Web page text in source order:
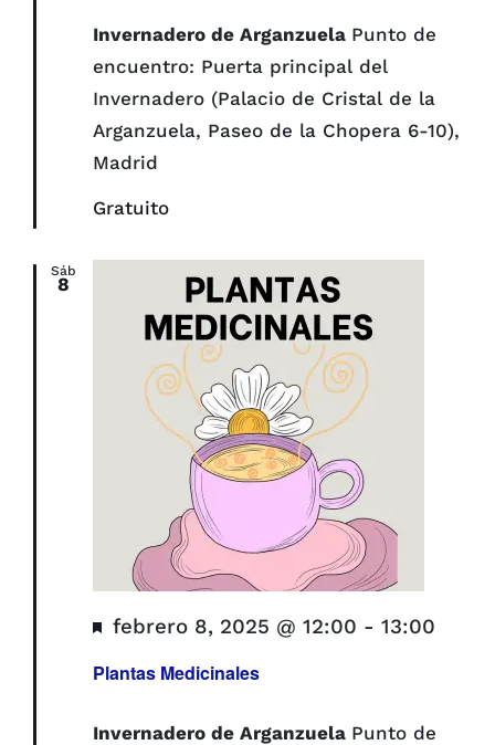
Invernadero de Arganzuela Punto de
encuentro: Puerta principal del
Invernadero (Palacio de Cristal de la
Arganzuela, Paseo de la Chopera 6-10),
Madrid
Gratuito
Sáb
8
Plantas Medicinales
Destacado
febrero 8, 2025 @ 12:00 - 13:00
Invernadero de Arganzuela Punto de